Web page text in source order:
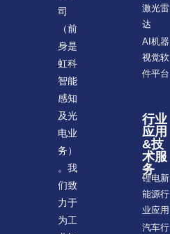
司
（前
身是
虹科
智能
感知
及光
电业
务）
。我
们致
力于
为工
激光雷
达
AI机器
视觉软
件平台
行业
应用
&技
术服
务
锂电新
能源行
业应用
汽车行